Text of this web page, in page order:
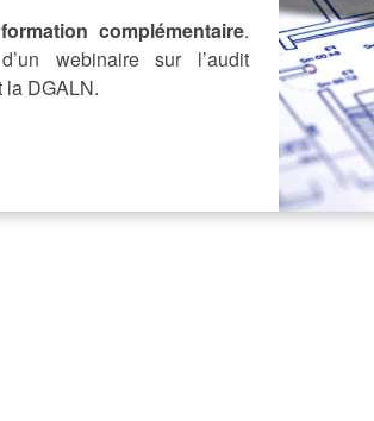
formation complémentaire.
webinaire sur l’audit
la DGALN.